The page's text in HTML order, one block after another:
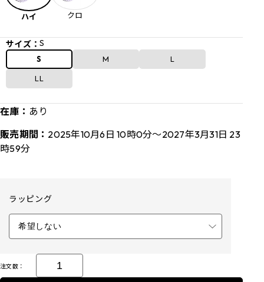
ハイ クロ
サイズ： S
S M L
LL
在庫： あり
販売期間： 2025年10月6日 10時0分～2027年3月31日 23
時59分
ラッピング
注文数：